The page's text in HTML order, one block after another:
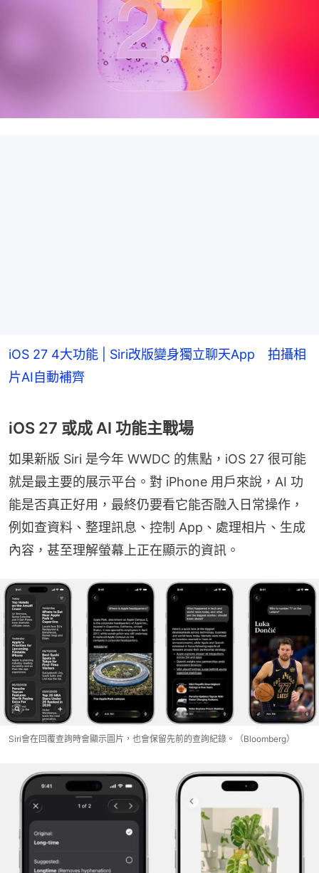
iOS 27 4大功能 | Siri改版變身獨立聊天App 拍攝相
片AI自動補齊
iOS 27 或成 AI 功能主戰場
如果新版 Siri 是今年 WWDC 的焦點，iOS 27 很可能
就是最主要的展示平台。對 iPhone 用戶來說，AI 功
能是否真正好用，最終仍要看它能否融入日常操作，
例如查資料、整理訊息、控制 App、處理相片、生成
內容，甚至理解螢幕上正在顯示的資訊。
Siri會在回覆查詢時會顯示圖片，也會保留先前的查詢紀錄。（Bloomberg）